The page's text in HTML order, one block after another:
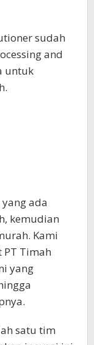
sudah
and
untuk
ada
kemudian
Kami
Timah
yang
satu tim